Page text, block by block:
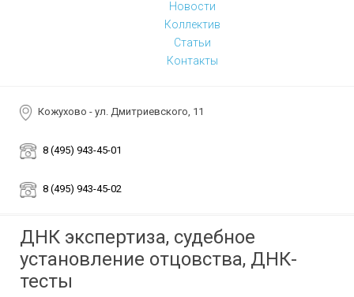
Новости
Коллектив
Статьи
Контакты
Кожухово - ул. Дмитриевского, 11
8 (495) 943-45-01
8 (495) 943-45-02
ДНК экспертиза, судебное
установление отцовства, ДНК-
тесты